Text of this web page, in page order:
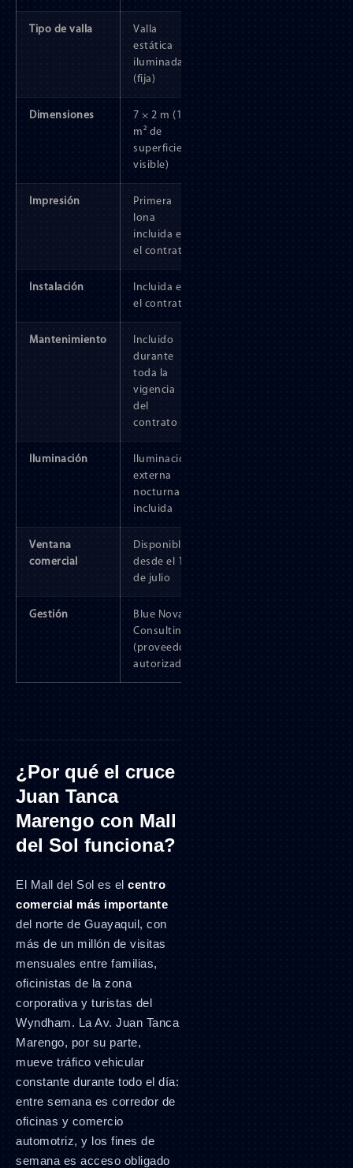
Tipo de valla
Valla
estática
iluminada
(fija)
Dimensiones
7 × 2 m (14
m² de
superficie
visible)
Impresión
Primera
lona
incluida en
el contrato
Instalación
Incluida en
el contrato
Mantenimiento
Incluido
durante
toda la
vigencia
del
contrato
Iluminación
Iluminación
externa
nocturna
incluida
Ventana
comercial
Disponible
desde el 1
de julio
Gestión
Blue Nova
Consulting
(proveedor
autorizado)
¿Por qué el cruce
Juan Tanca
Marengo con Mall
del Sol funciona?
El Mall del Sol es el centro
comercial más importante
del norte de Guayaquil, con
más de un millón de visitas
mensuales entre familias,
oficinistas de la zona
corporativa y turistas del
Wyndham. La Av. Juan Tanca
Marengo, por su parte,
mueve tráfico vehicular
constante durante todo el día:
entre semana es corredor de
oficinas y comercio
automotriz, y los fines de
semana es acceso obligado